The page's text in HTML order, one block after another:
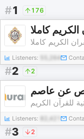
#1 176
Listeners: 55,264
#2 2
للقرآن الكريم
Listeners: 82,421
#3 2